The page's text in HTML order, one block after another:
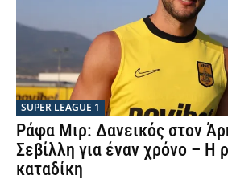
SUPER LEAGUE 1
Ράφα Μιρ: Δανεικός στον
Σεβίλλη για έναν χρόνο – Η
καταδίκη